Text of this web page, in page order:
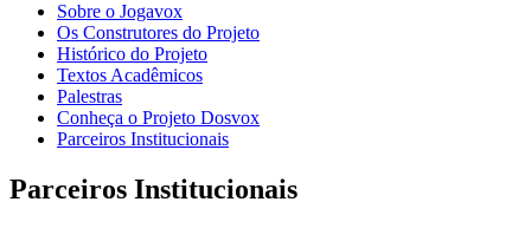
Sobre o Jogavox
Os Construtores do Projeto
Histórico do Projeto
Textos Acadêmicos
Palestras
Conheça o Projeto Dosvox
Parceiros Institucionais
Parceiros Institucionais